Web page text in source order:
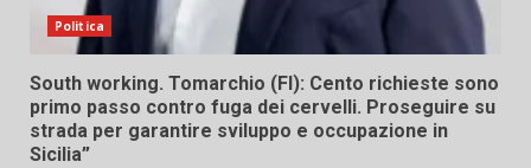
Politica
South working. Tomarchio (FI): Cento richieste sono
primo passo contro fuga dei cervelli. Proseguire su
strada per garantire sviluppo e occupazione in
Sicilia”